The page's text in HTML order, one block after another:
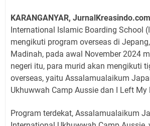
KARANGANYAR, JurnalKreasindo.com
International Islamic Boarding School
mengikuti program overseas di
Madinah, pada awal November 2024
negeri itu, para murid akan mengikuti
overseas, yaitu Assalamualaikum
Ukhuwwah Camp Aussie dan I Left My
Program terdekat, Assalamualaikum